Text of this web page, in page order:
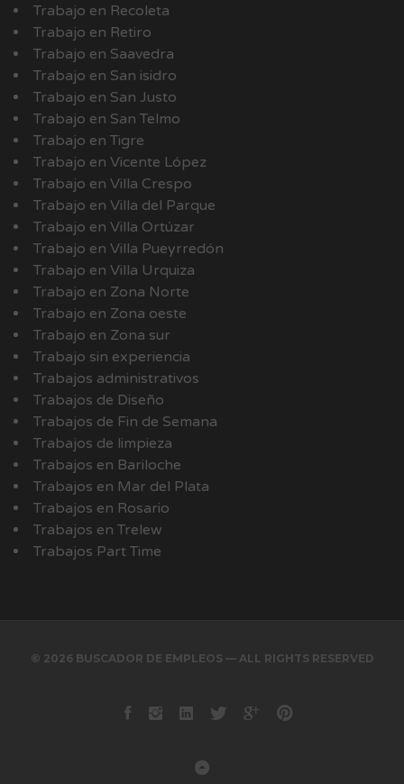
Trabajo en Recoleta
Trabajo en Retiro
Trabajo en Saavedra
Trabajo en San isidro
Trabajo en San Justo
Trabajo en San Telmo
Trabajo en Tigre
Trabajo en Vicente López
Trabajo en Villa Crespo
Trabajo en Villa del Parque
Trabajo en Villa Ortúzar
Trabajo en Villa Pueyrredón
Trabajo en Villa Urquiza
Trabajo en Zona Norte
Trabajo en Zona oeste
Trabajo en Zona sur
Trabajo sin experiencia
Trabajos administrativos
Trabajos de Diseño
Trabajos de Fin de Semana
Trabajos de limpieza
Trabajos en Bariloche
Trabajos en Mar del Plata
Trabajos en Rosario
Trabajos en Trelew
Trabajos Part Time
© 2026 BUSCADOR DE EMPLEOS — ALL RIGHTS RESERVED
Facebook
instagram
LinkedinTwitterGoogle+